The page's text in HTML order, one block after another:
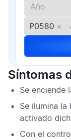
P0580 ×
Síntomas
Se enciende
Se ilumina
activado
Con el